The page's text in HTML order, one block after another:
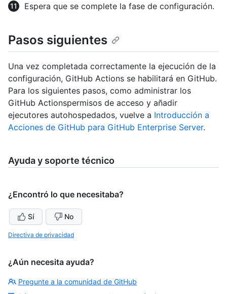
Espera que se complete la fase de configuración.
Pasos siguientes
Una vez completada correctamente la ejecución de la
configuración, GitHub Actions se habilitará en GitHub.
Para los siguientes pasos, como administrar los
GitHub Actionspermisos de acceso y añadir
ejecutores autohospedados, vuelve a Introducción a
Acciones de GitHub para GitHub Enterprise Server.
Ayuda y soporte técnico
¿Encontró lo que necesitaba?
Sí No
Directiva de privacidad
¿Aún necesita ayuda?
Pregunte a la comunidad de GitHub